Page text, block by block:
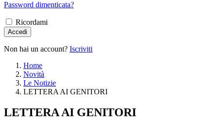
Password dimenticata?
Ricordami
Accedi
Non hai un account? Iscriviti
Home
Novità
Le Notizie
LETTERA AI GENITORI
LETTERA AI GENITORI